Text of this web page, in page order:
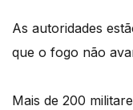
As autoridades
que o fogo não
Mais de 200